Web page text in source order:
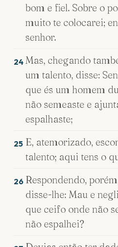
bom e fiel. Sobre o
muito te colocarei;
senhor.
24 Mas, chegando
um talento, disse:
que és um homem
não semeaste e
espalhaste;
25 E, atemorizado,
talento; aqui tens o
26 Respondendo,
disse-lhe: Mau e
que ceifo onde não
não espalhei?